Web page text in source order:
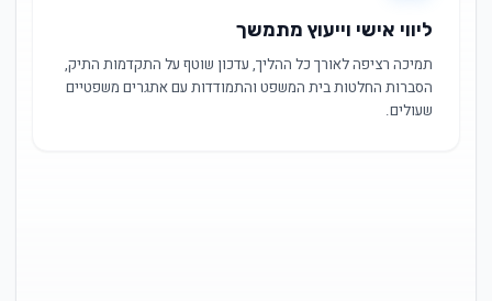
ליווי אישי וייעוץ מתמשך
תמיכה רציפה לאורך כל ההליך, עדכון שוטף על התקדמות התיק,
הסברות החלטות בית המשפט והתמודדות עם אתגרים משפטיים
שעולים.